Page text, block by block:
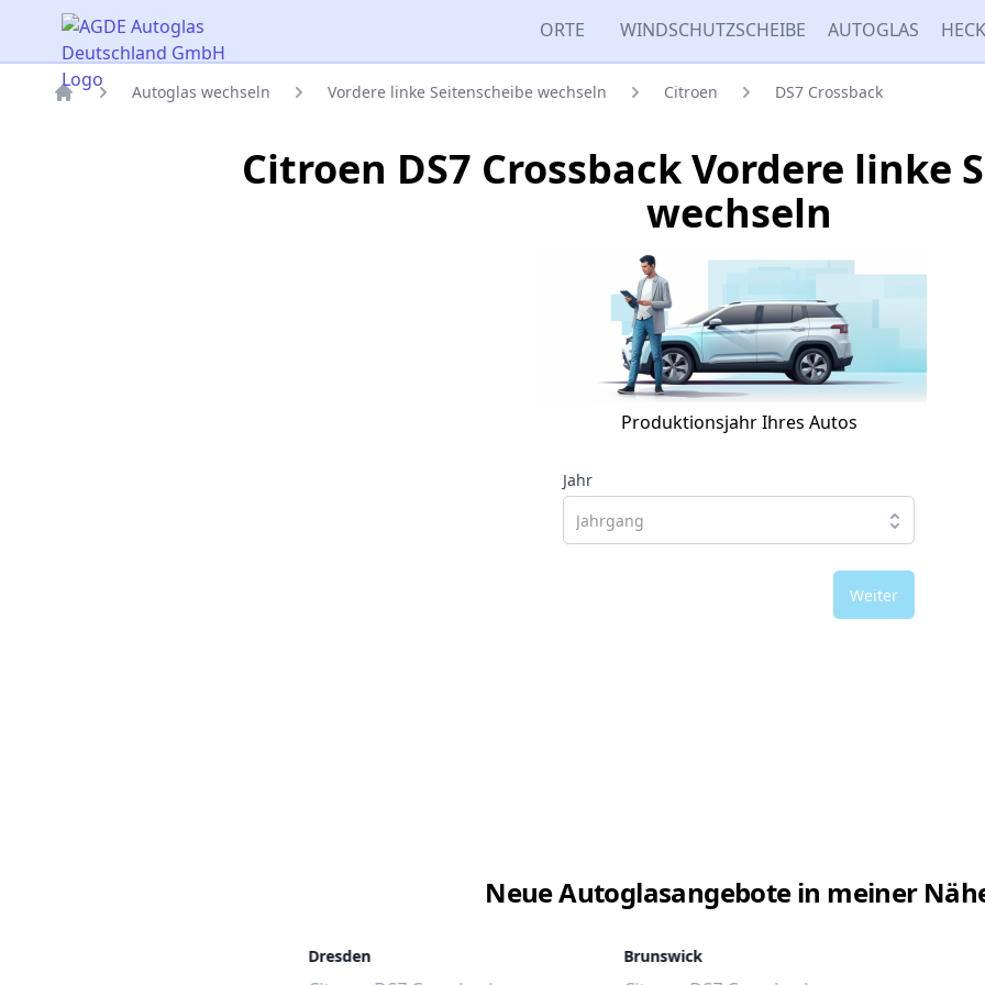
AGDE Autoglas Deutschland GmbH ORTE WINDSCHUTZSCHEIBE AUTOGLAS
Autoglas wechseln Vordere linke Seitenscheibe wechseln Citroen DS7 Crossback
Citroen DS7 Crossback Vordere linke
wechseln
Produktionsjahr Ihres Autos
Jahr
Weiter
Neue Autoglasangebote in meiner
Dresden Brunswick